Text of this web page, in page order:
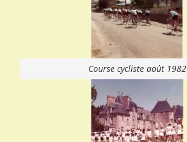
Course cycliste août 1982